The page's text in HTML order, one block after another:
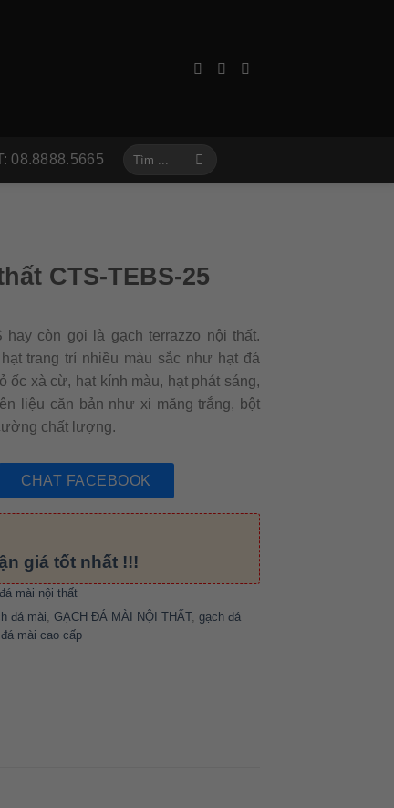
08.8888.5665
CTS-TEBS-25
còn gọi là gạch terrazzo nội thất.
trang trí nhiều màu sắc như hạt đá
ốc xà cừ, hạt kính màu, hạt phát sáng,
liệu căn bản như xi măng trắng, bột
chất lượng.
CHAT FACEBOOK
giá tốt nhất !!!
mài nội thất
đá mài, GẠCH ĐÁ MÀI NỘI THẤT, gạch đá
đá mài cao cấp